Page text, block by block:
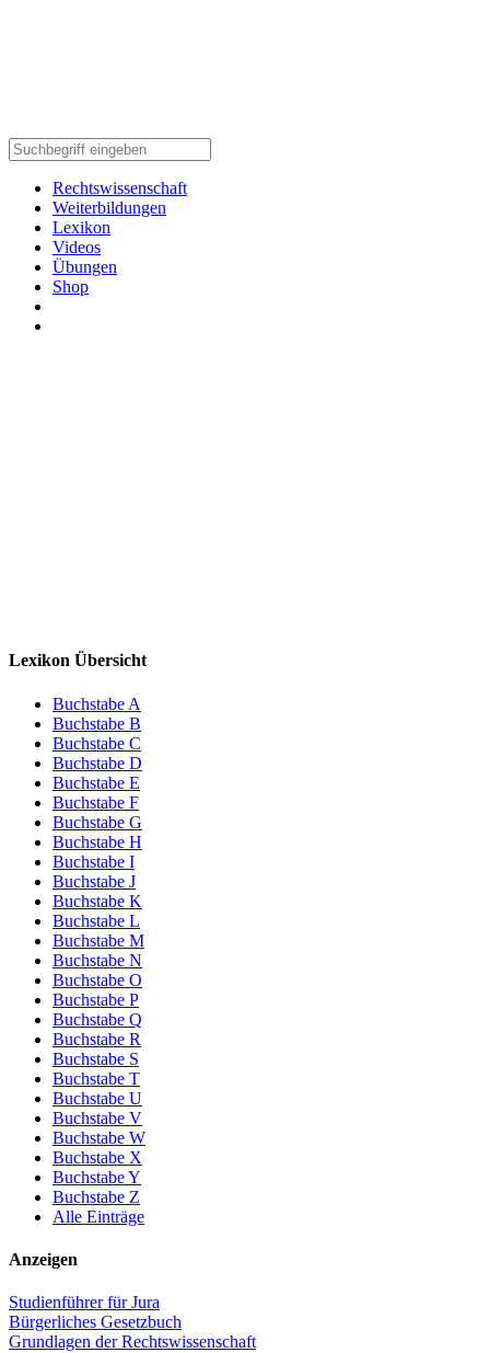
Rechtswissenschaft
Weiterbildungen
Lexikon
Videos
Übungen
Shop
Lexikon Übersicht
Buchstabe A
Buchstabe B
Buchstabe C
Buchstabe D
Buchstabe E
Buchstabe F
Buchstabe G
Buchstabe H
Buchstabe I
Buchstabe J
Buchstabe K
Buchstabe L
Buchstabe M
Buchstabe N
Buchstabe O
Buchstabe P
Buchstabe Q
Buchstabe R
Buchstabe S
Buchstabe T
Buchstabe U
Buchstabe V
Buchstabe W
Buchstabe X
Buchstabe Y
Buchstabe Z
Alle Einträge
Anzeigen
Studienführer für Jura
Bürgerliches Gesetzbuch
Grundlagen der Rechtswissenschaft